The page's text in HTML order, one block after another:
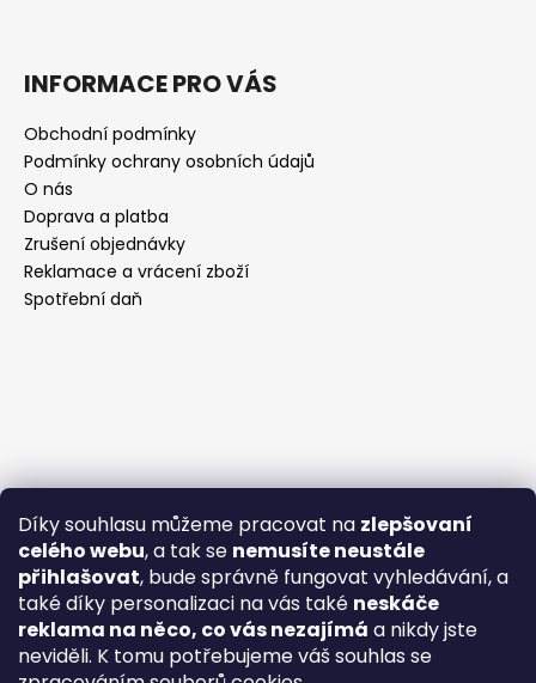
Díky souhlasu můžeme pracovat na zlepšovaní
celého webu, a tak se nemusíte neustále
přihlašovat, bude správně fungovat vyhledávání, a
také díky personalizaci na vás také neskáče
reklama na něco, co vás nezajímá a nikdy jste
neviděli. K tomu potřebujeme váš souhlas se
INFORMACE PRO VÁS
Obchodní podmínky
Podmínky ochrany osobních údajů
O nás
Doprava a platba
Zrušení objednávky
Reklamace a vrácení zboží
Spotřební daň